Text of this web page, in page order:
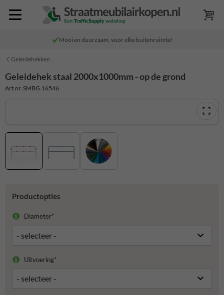
Mooi en duurzaam, voor elke buitenruimte!
Geleidehekken
Geleidehek staal 2000x1000mm - op de grond
Art.nr. SMBG.16546
Productopties
Diameter*
Uitvoering*